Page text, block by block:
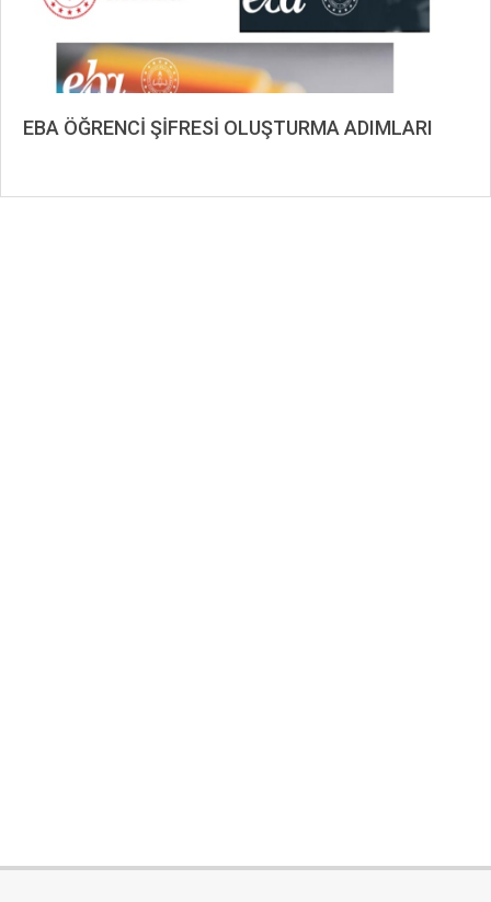
EBA ÖĞRENCİ ŞİFRESİ OLUŞTURMA ADIMLARI